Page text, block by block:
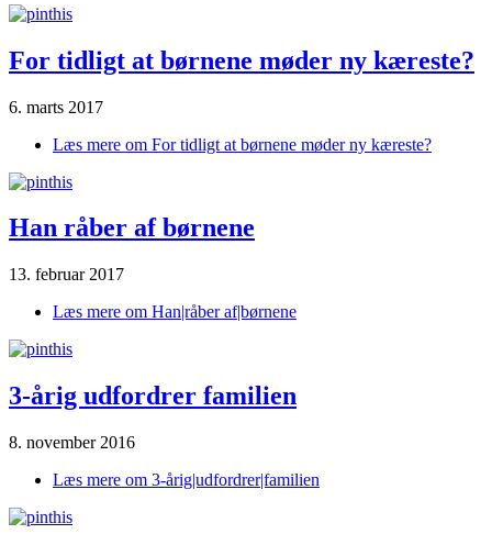
For tidligt at børnene møder ny kæreste?
6. marts 2017
Læs mere om For tidligt at børnene møder ny kæreste?
Han råber af børnene
13. februar 2017
Læs mere om Han|råber af|børnene
3-årig udfordrer familien
8. november 2016
Læs mere om 3-årig|udfordrer|familien